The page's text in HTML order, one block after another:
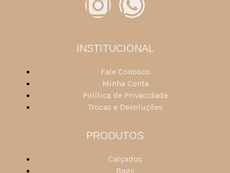
INSTITUCIONAL
Fale Conosco
Minha Conta
Política de Privacidade
Trocas e Devoluções
PRODUTOS
Calçados
Bags